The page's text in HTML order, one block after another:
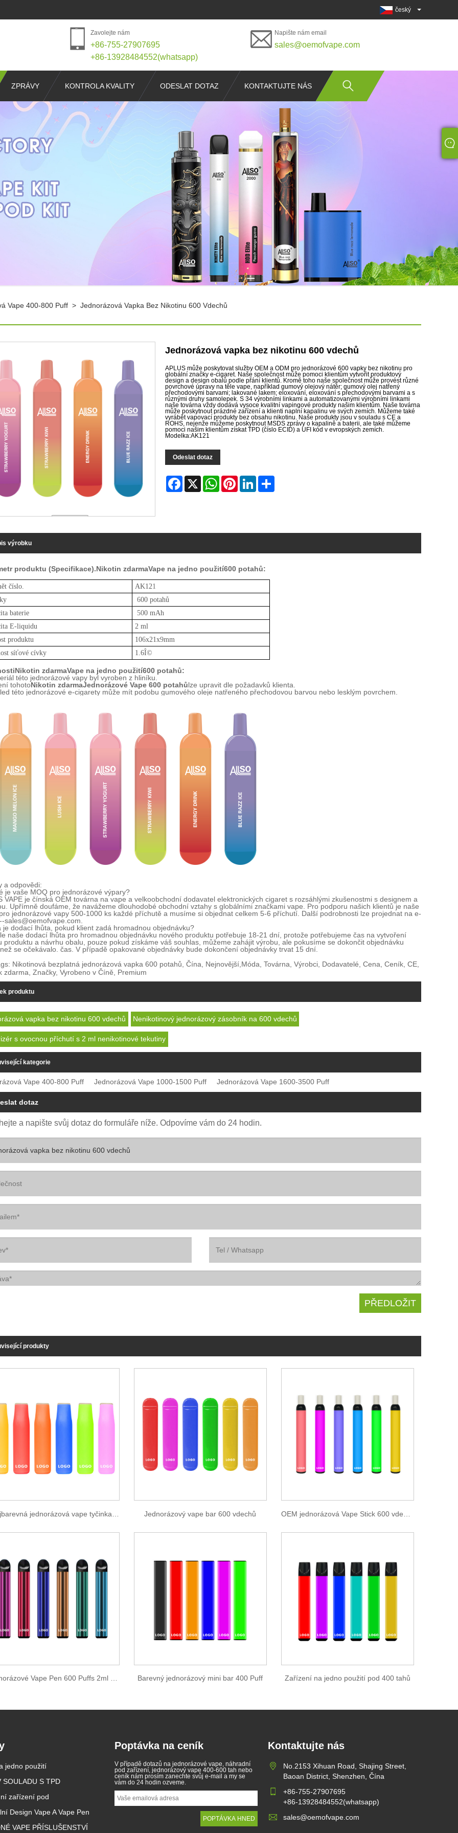
český
Zavolejte nám
+86-755-27907695
+86-13928484552(whatsapp)
Napište nám email
sales@oemofvape.com
ZPRÁVY KONTROLA KVALITY ODESLAT DOTAZ KONTAKTUJTE NÁS
Vape 400-800 Puff > Jednorázová Vapka Bez Nikotinu 600 Vdechů
Jednorázová vapka bez nikotinu 600 vdechů
APLUS může poskytovat služby OEM a ODM pro jednorázové 600 vapky bez nikotinu pro
globální značky e-cigaret. Naše společnost může pomoci klientům vytvořit produktový
design a design obalů podle přání klientů. Kromě toho naše společnost může provést různé
povrchové úpravy na těle vape, například gumový olejový nátěr; gumový olej natřený
přechodovými barvami; lakované lakem; eloxování, eloxování s přechodovými barvami a s
různými druhy samolepek. S 34 výrobními linkami a automatizovanými výrobními linkami
naše továrna vždy dodává vysoce kvalitní vapingové produkty našim klientům. Naše továrna
může poskytnout prázdné zařízení a klienti naplní kapalinu ve svých zemích. Můžeme také
vyrábět vapovací produkty bez obsahu nikotinu. Naše produkty jsou v souladu s CE a
ROHS, nejenže můžeme poskytnout MSDS zprávy o kapalině a baterii, ale také můžeme
pomoci našim klientům získat TPD (číslo ECID) a UFI kód ​​v evropských zemích.
Modelka:AK121
Odeslat dotaz
Facebook WhatsAppPinterestLinkedIn
výrobku
produktu (Specifikace).Nikotin zdarmaVape na jedno použití600 potahů:
číslo. AK121
600 potahů
baterie
500 mAh
E-liquidu
2 ml
produktu
106x21x9mm
síťové cívky
1.6Î©
Nikotin zdarmaVape na jedno použití600 potahů:
této jednorázové vapy byl vyroben z hliníku.
tohotoNikotin zdarmaJednorázové Vape 600 potahůlze upravit dle požadavků klienta.
této jednorázové e-cigarety může mít podobu gumového oleje natřeného přechodovou barvou nebo lesklým povrchem.
a odpovědi:
je vaše MOQ pro jednorázové výpary?
VAPE je čínská OEM továrna na vape a velkoobchodní dodavatel elektronických cigaret s rozsáhlými zkušenostmi s designem a
Upřímně doufáme, že navážeme dlouhodobé obchodní vztahy s globálními značkami vape. Pro podporu našich klientů je naše
jednorázové vapy 500-1000 ks každé příchutě a musíme si objednat celkem 5-6 příchutí. Další podrobnosti lze projednat na e-
sales@oemofvape.com.
je dodací lhůta, pokud klient zadá hromadnou objednávku?
naše dodací lhůta pro hromadnou objednávku nového produktu potřebuje 18-21 dní, protože potřebujeme čas na vytvoření
produktu a návrhu obalu, pouze pokud získáme váš souhlas, můžeme zahájit výrobu, ale pokusíme se dokončit objednávku
se očekávalo. čas. V případě opakované objednávky bude dokončení objednávky trvat 15 dní.
Nikotinová bezplatná jednorázová vapka 600 potahů, Čína, Nejnovější,Móda, Továrna, Výrobci, Dodavatelé, Cena, Ceník, CE,
zdarma, Značky, Vyrobeno v Číně, Premium
produktu
vapka bez nikotinu 600 vdechů Nenikotinový jednorázový zásobník na 600 vdechů
s ovocnou příchutí s 2 ml nenikotinové tekutiny
kategorie
Vape 400-800 Puff Jednorázová Vape 1000-1500 Puff Jednorázová Vape 1600-3500 Puff
dotaz
a napište svůj dotaz do formuláře níže. Odpovíme vám do 24 hodin.
produkty
Jednorázový vape bar 600 vdechů
Barevný jednorázový mini bar 400 Puff Zařízení na jedno použití pod 400 tahů
první zemí EU,
první zemí EU, která
jednorázových
se stali závislým na
elektronických
Zákony o elektronických
cigaretách v různých zemích
2025/04/11
Elektronické cigarety se staly
oblíbeným produktem, který pomáhá
spotřebitelům snížit kouření nebo
vzdát se kouření. Tento článek
elektronických cigaret podle různých
jedno použití
SOULADU S TPD
zařízení pod
Design Vape A Vape Pen
VAPE PŘÍSLUŠENSTVÍ
Poptávka na ceník
V případě dotazů na jednorázové vape, náhradní
pod zařízení, jednorázový vape 400-600 tah nebo
ceník nám prosím zanechte svůj e-mail a my se
vám do 24 hodin ozveme.
Kontaktujte nás
No.2153 Xihuan Road, Shajing Street,
Baoan District, Shenzhen, Čína
+86-755-27907695
+86-13928484552(whatsapp)
sales@oemofvape.com